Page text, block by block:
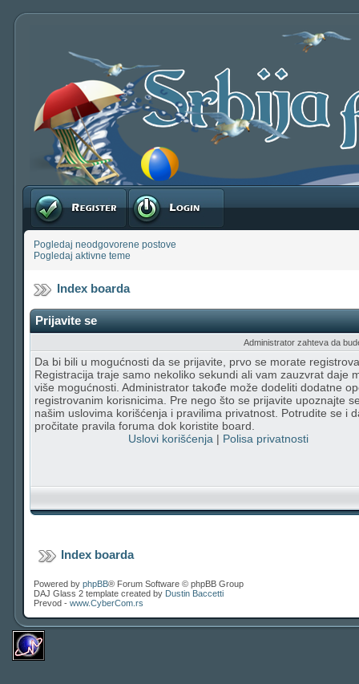
Registruj se Prijavite se
Pogledaj neodgovorene postove
Pogledaj aktivne teme
Index boarda
Prijavite se
Administrator zahteva da
Da bi bili u mogućnosti da se prijavite, prvo se morate
Registracija traje samo nekoliko sekundi ali vam zauzvrat daje
više mogućnosti. Administrator takođe može dodeliti dodatne
registrovanim korisnicima. Pre nego što se prijavite upoznajte
našim uslovima korišćenja i pravilima privatnost. Potrudite se i
pročitate pravila foruma dok koristite board.
Uslovi korišćenja | Polisa privatnosti
Index boarda
Powered by phpBB® Forum Software © phpBB Group
DAJ Glass 2 template created by Dustin Baccetti
Prevod - www.CyberCom.rs